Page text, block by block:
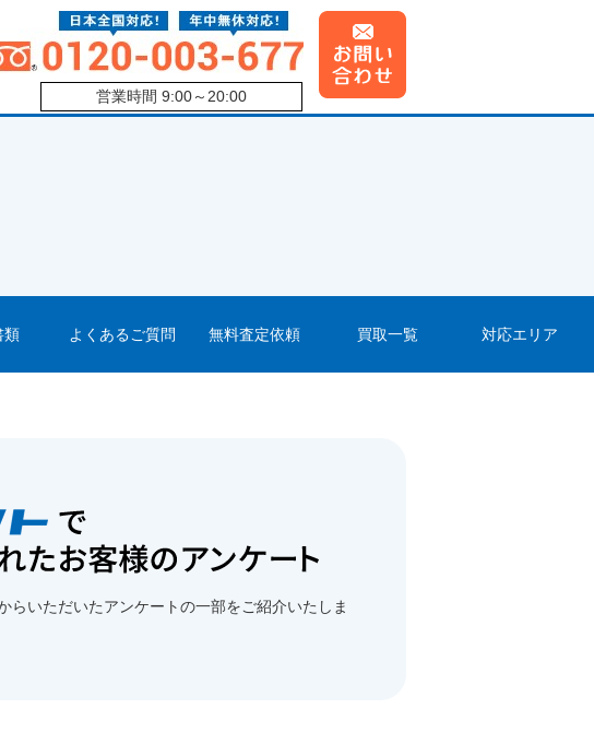
営業時間 9:00～20:00
類 よくあるご質問 無料査定依頼 買取一覧 対応エリア
らいただいたアンケートの一部をご紹介いたしま